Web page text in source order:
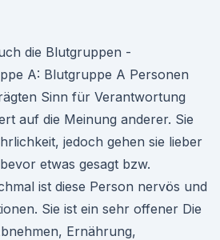
die Blutgruppen -
A: Blutgruppe A Personen
Sinn für Verantwortung
auf die Meinung anderer. Sie
jedoch gehen sie lieber
etwas gesagt bzw.
ist diese Person nervös und
Sie ist ein sehr offener Die
Ernährung,